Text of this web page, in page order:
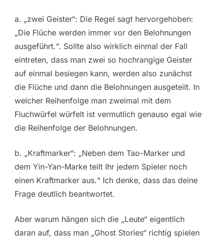
a. „zwei Geister“: Die Regel sagt hervorgehoben:
„Die Flüche werden immer vor den Belohnungen
ausgeführt.“. Sollte also wirklich einmal der Fall
eintreten, dass man zwei so hochrangige Geister
auf einmal besiegen kann, werden also zunächst
die Flüche und dann die Belohnungen ausgeteilt. In
welcher Reihenfolge man zweimal mit dem
Fluchwürfel würfelt ist vermutlich genauso egal wie
die Reihenfolge der Belohnungen.
b. „Kraftmarker“: „Neben dem Tao-Marker und
dem Yin-Yan-Marke teilt Ihr jedem Spieler noch
einen Kraftmarker aus.“ Ich denke, dass das deine
Frage deutlich beantwortet.
Aber warum hängen sich die „Leute“ eigentlich
daran auf, dass man „Ghost Stories“ richtig spielen